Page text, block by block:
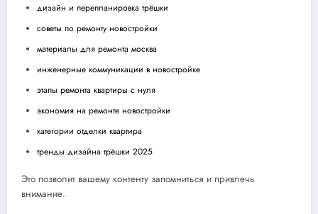
дизайн и перепланировка трёшки
советы по ремонту новостройки
материалы для ремонта москва
инженерные коммуникации в новостройке
этапы ремонта квартиры с нуля
экономия на ремонте новостройки
категории отделки квартира
тренды дизайна трёшки 2025
Это позволит вашему контенту запомниться и привлечь
внимание.